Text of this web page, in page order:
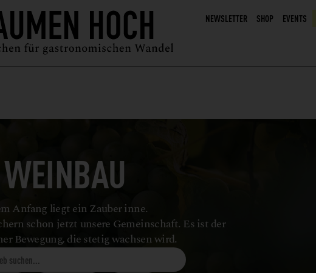
NEWSLETTER SHOP EVENTS
PODCAST ÜBER UNS SYMPOSIUM
WEINBAU
Anfang liegt ein Zauber inne.
schon jetzt unsere Gemeinschaft. Es ist der
Bewegung, die stetig wachsen wird.